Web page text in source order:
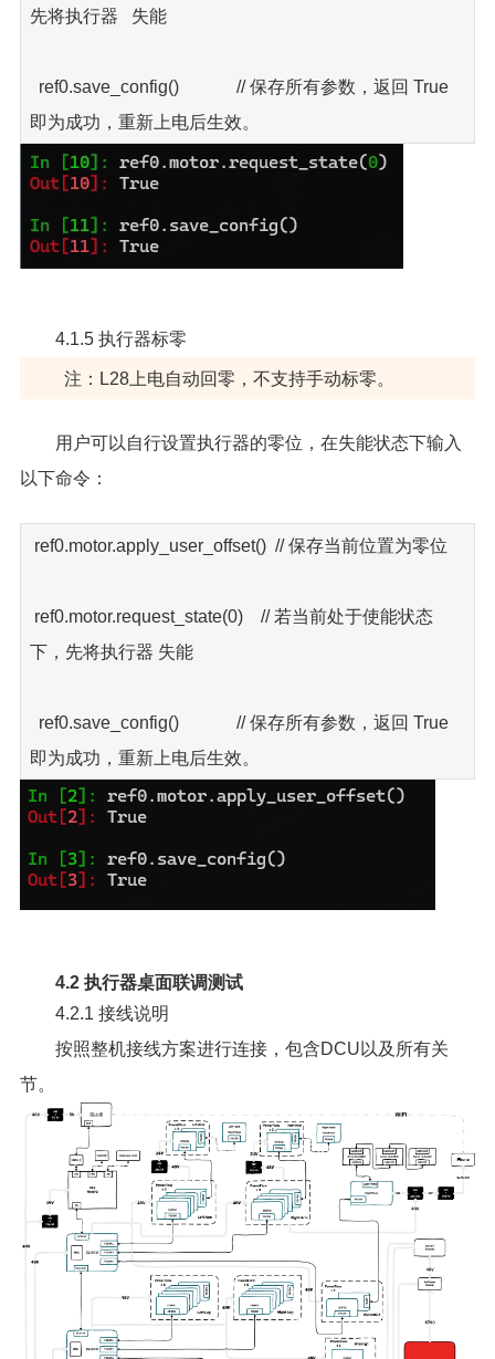
先将执行器 失能
ref0.save_config() // 保存所有参数，返回 True
即为成功，重新上电后生效。
4.1.5 执行器标零
注：L28上电自动回零，不支持手动标零。
用户可以自行设置执行器的零位，在失能状态下输入
以下命令：
ref0.motor.apply_user_offset() // 保存当前位置为零位
ref0.motor.request_state(0) // 若当前处于使能状态
下，先将执行器 失能
ref0.save_config() // 保存所有参数，返回 True
即为成功，重新上电后生效。
4.2 执行器桌面联调测试
4.2.1 接线说明
按照整机接线方案进行连接，包含DCU以及所有关
节。